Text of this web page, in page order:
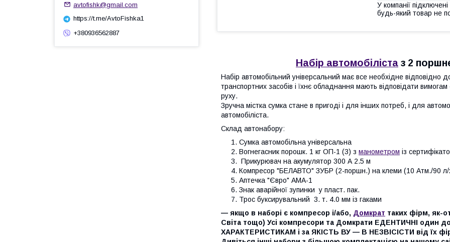
У компанії
будь-який товар не
Набір автомобіліста з 2
Набір автомобільний універсальний має все необхідне відповідно
транспортних засобів і їхнє обладнання мають відповідати
руху.
Зручна містка сумка стане в пригоді і для інших потреб, і для
автомобіліста.
Склад автонабору:
Сумка автомобільна універсальна
Вогнегасник порошк. 1 кг ОП-1 (3) з манометром із
Прикурювач на акумулятор 300 А 2.5 м
Компресор "БЕЛАВТО" ЗУБР (2-поршн.) на клеми (10 Атм./90 л/
Аптечка "Євро" АМА-1
Знак аварійної зупинки у пласт. пак.
Трос буксирувальний 3. т. 4.0 мм із гаками
— якщо в наборі є компресор і/або, Домкрат таких фірм, як-
Світа тощо) Усі компресори та Домкрати ЕДЕНТИЧНІ один
ХАРАКТЕРИСТИКАМ і за ЯКІСТЬ ВУ — В НЕЗВІСІСТИ від їх
avtofishk@gmail.com
https://t.me/AvtoFishka1
+380936562887